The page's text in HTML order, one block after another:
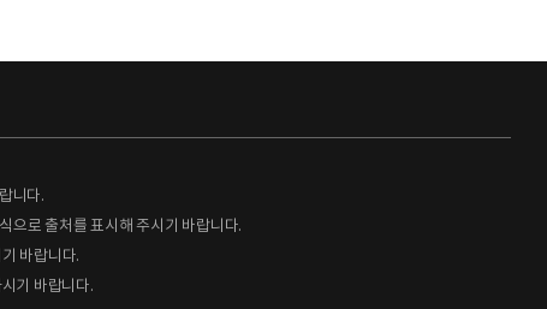
니다.
으로 출처를 표시해 주시기 바랍니다.
바랍니다.
기 바랍니다.